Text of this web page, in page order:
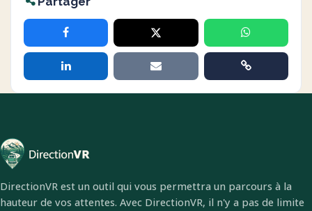
DirectionVR est un outil qui vous permettra un parcours à la
hauteur de vos attentes. Avec DirectionVR, il n'y a pas de limite